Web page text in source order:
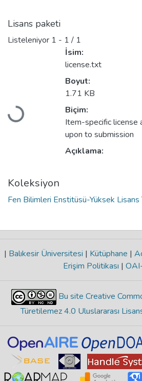
Lisans paketi
Listeleniyor 1 - 1 / 1
Yükleniyor...
İsim:
license.txt
Boyut:
1.71 KB
Biçim:
Item-specific license
upon to submission
Açıklama:
Koleksiyon
Fen Bilimleri Enstitüsü-Yüksek Lisans
| Balıkesir Üniversitesi | Kütüphane |
Erişim Politikası |
Bu site Creative
Türetilemez 4.0 Uluslararası